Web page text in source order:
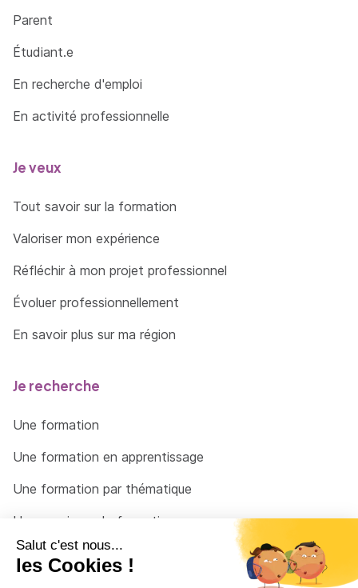
Parent
Étudiant.e
En recherche d'emploi
En activité professionnelle
Je veux
Tout savoir sur la formation
Valoriser mon expérience
Réfléchir à mon projet professionnel
Évoluer professionnellement
En savoir plus sur ma région
Je recherche
Une formation
Une formation en apprentissage
Une formation par thématique
Un organisme de formation
Un conseiller